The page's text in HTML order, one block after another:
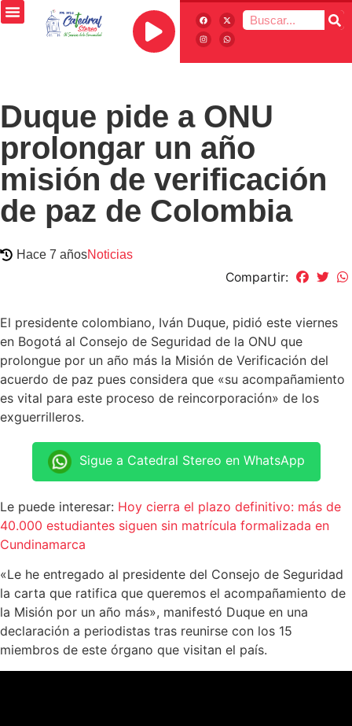
Duque pide a ONU
prolongar un año
misión de verificación
de paz de Colombia
Hace 7 añosNoticias
Compartir:
El presidente colombiano, Iván Duque, pidió este viernes
en Bogotá al Consejo de Seguridad de la ONU que
prolongue por un año más la Misión de Verificación del
acuerdo de paz pues considera que «su acompañamiento
es vital para este proceso de reincorporación» de los
exguerrilleros.
Sigue a Catedral Stereo en WhatsApp
Le puede interesar: Hoy cierra el plazo definitivo: más de
40.000 estudiantes siguen sin matrícula formalizada en
Cundinamarca
«Le he entregado al presidente del Consejo de Seguridad
la carta que ratifica que queremos el acompañamiento de
la Misión por un año más», manifestó Duque en una
declaración a periodistas tras reunirse con los 15
miembros de este órgano que visitan el país.